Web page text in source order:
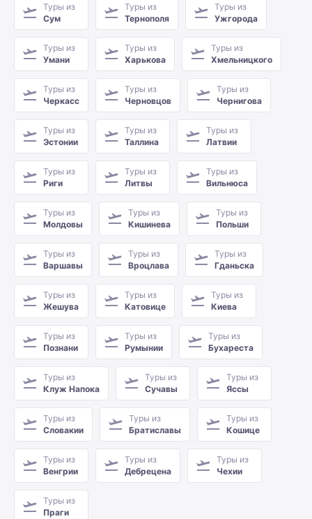
Туры из
Сум
Туры из
Тернополя
Туры из
Ужгорода
Туры из
Умани
Туры из
Харькова
Туры из
Хмельницкого
Туры из
Черкасс
Туры из
Черновцов
Туры из
Чернигова
Туры из
Эстонии
Туры из
Таллина
Туры из
Латвии
Туры из
Риги
Туры из
Литвы
Туры из
Вильнюса
Туры из
Молдовы
Туры из
Кишинева
Туры из
Польши
Туры из
Варшавы
Туры из
Вроцлава
Туры из
Гданьска
Туры из
Жешува
Туры из
Катовице
Туры из
Киева
Туры из
Познани
Туры из
Румынии
Туры из
Бухареста
Туры из
Клуж Напока
Туры из
Сучавы
Туры из
Яссы
Туры из
Словакии
Туры из
Братиславы
Туры из
Кошице
Туры из
Венгрии
Туры из
Дебрецена
Туры из
Чехии
Туры из
Праги